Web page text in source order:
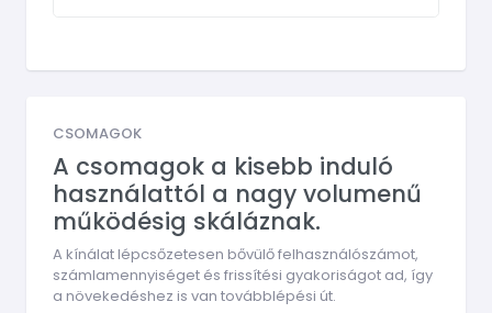
CSOMAGOK
A csomagok a kisebb induló
használattól a nagy volumenű
működésig skáláznak.
A kínálat lépcsőzetesen bővülő felhasználószámot,
számlamennyiséget és frissítési gyakoriságot ad, így
a növekedéshez is van továbblépési út.